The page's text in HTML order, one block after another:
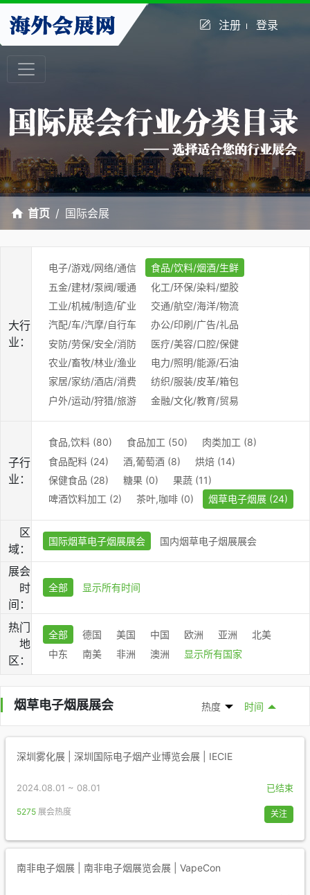
注册 登录
首页 国际会展
大行
业：
电子/游戏/网络/通信
食品/饮料/烟酒/生鲜
五金/建材/泵阀/暖通
化工/环保/染料/塑胶
工业/机械/制造/矿业
交通/航空/海洋/物流
汽配/车/汽摩/自行车
办公/印刷/广告/礼品
安防/劳保/安全/消防
医疗/美容/口腔/保健
农业/畜牧/林业/渔业
电力/照明/能源/石油
家居/家纺/酒店/消费
纺织/服装/皮革/箱包
户外/运动/狩猎/旅游
金融/文化/教育/贸易
子行
业：
食品,饮料 (80) 食品加工 (50)
肉类加工 (8)
食品配料 (24)
酒,葡萄酒 (8)
烘焙 (14)
保健食品 (28)
糖果 (0)
果蔬 (11)
啤酒饮料加工 (2)
茶叶,咖啡 (0) 烟草电子烟展 (24)
区
域：
国际烟草电子烟展展会 国内烟草电子烟展展会
展会
时
间：
全部 显示所有时间
热门
地
区：
全部 德国 美国 中国 欧洲 亚洲
北美
中东
南美 非洲 澳洲 显示所有国家
烟草电子烟展展会 热度 时间
深圳雾化展 | 深圳国际电子烟产业博览会展 | IECIE
2024.08.01 ~ 08.01 已结束
5275 展会热度 关注
南非电子烟展 | 南非电子烟展览会展 | VapeCon